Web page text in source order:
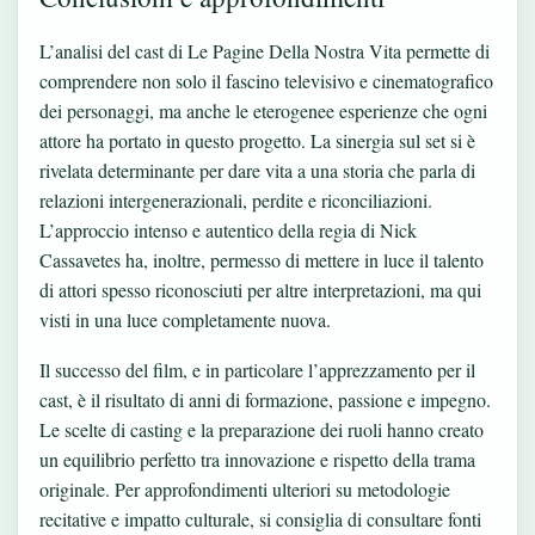
L’analisi del cast di Le Pagine Della Nostra Vita permette di
comprendere non solo il fascino televisivo e cinematografico
dei personaggi, ma anche le eterogenee esperienze che ogni
attore ha portato in questo progetto. La sinergia sul set si è
rivelata determinante per dare vita a una storia che parla di
relazioni intergenerazionali, perdite e riconciliazioni.
L’approccio intenso e autentico della regia di Nick
Cassavetes ha, inoltre, permesso di mettere in luce il talento
di attori spesso riconosciuti per altre interpretazioni, ma qui
visti in una luce completamente nuova.
Il successo del film, e in particolare l’apprezzamento per il
cast, è il risultato di anni di formazione, passione e impegno.
Le scelte di casting e la preparazione dei ruoli hanno creato
un equilibrio perfetto tra innovazione e rispetto della trama
originale. Per approfondimenti ulteriori su metodologie
recitative e impatto culturale, si consiglia di consultare fonti